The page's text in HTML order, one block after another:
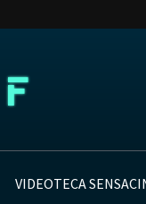
VIDEOTECA